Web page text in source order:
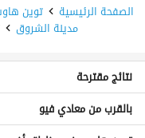
الصفحة الرئيسية
توين
مدينة الشروق
توين هاوس 4 غرف نوم للبيع في معادي فيو
توين هاوس 5 غرف نوم للبيع في معادي فيو
نتائج مقترحة
بالقرب من معادي فيو